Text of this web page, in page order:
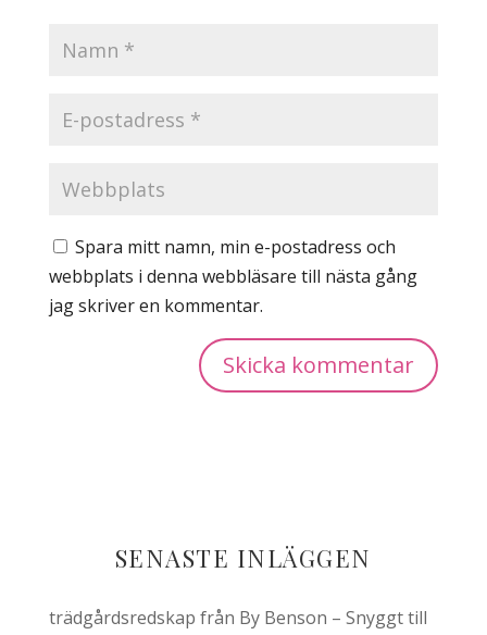
Spara mitt namn, min e-postadress och
webbplats i denna webbläsare till nästa gång
jag skriver en kommentar.
SENASTE INLÄGGEN
trädgårdsredskap från By Benson – Snyggt till